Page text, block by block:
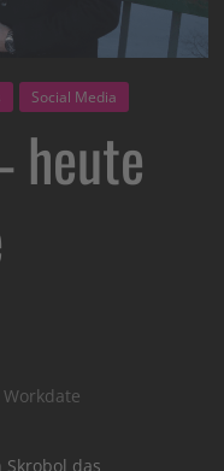
Social Media
heute
Workdate
das